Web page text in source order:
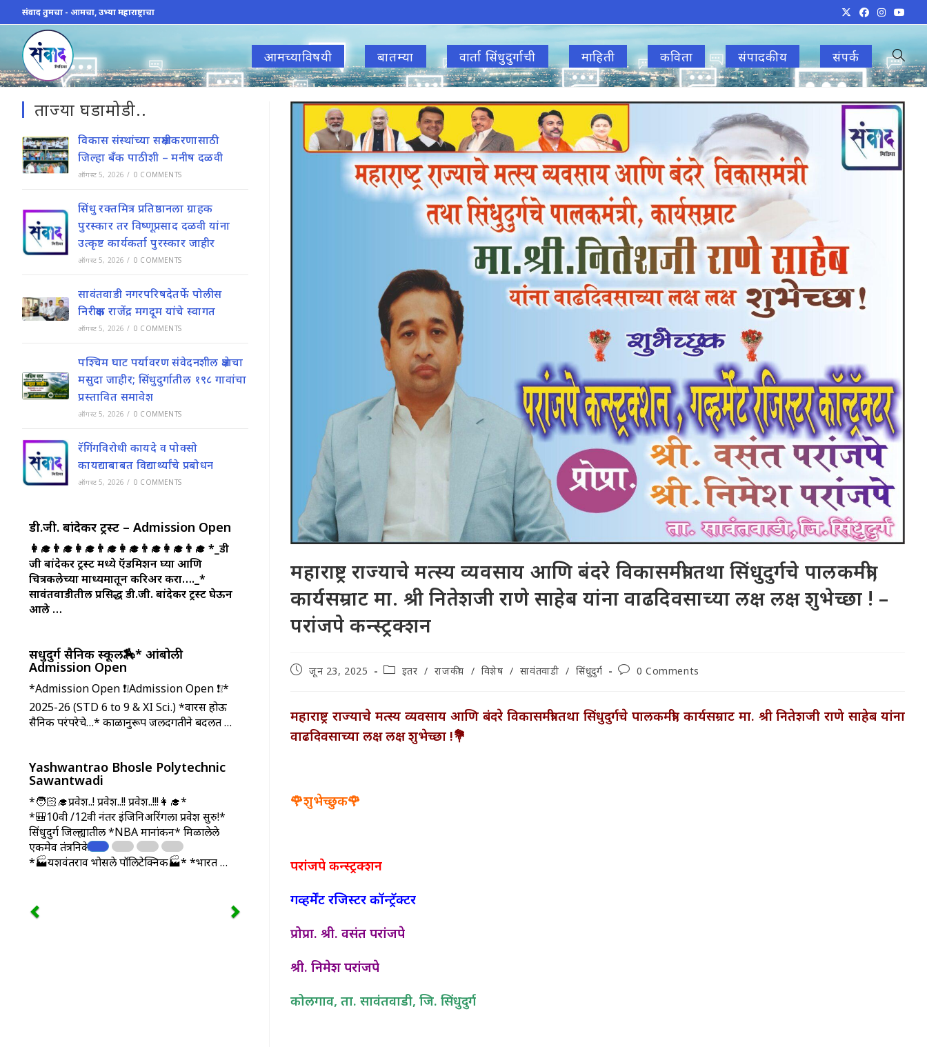
to
content
संवाद तुमचा - आमचा, उभ्या महाराष्ट्राचा
आमच्याविषयी बातम्या वार्ता सिंधुदुर्गाची माहिती कविता संपादकीय संपर्क Toggle
website
search
महाराष्ट्र राज्याचे मत्स्य व्यवसाय आणि बंदरे विकासमंत्री तथा सिंधुदुर्गचे पालकमंत्री,
कार्यसम्राट मा. श्री नितेशजी राणे साहेब यांना वाढदिवसाच्या लक्ष लक्ष शुभेच्छा ! –
परांजपे कन्स्ट्रक्शन
Postजून 23, 2025
Postइतर / राजकीय / विशेष / सावंतवाडी / सिंधुदुर्ग
Post0 Comments
महाराष्ट्र राज्याचे मत्स्य व्यवसाय आणि बंदरे विकासमंत्री तथा सिंधुदुर्गचे पालकमंत्री, कार्यसम्राट मा. श्री नितेशजी राणे साहेब यांना
वाढदिवसाच्या लक्ष लक्ष शुभेच्छा !💐
🌹शुभेच्छुक🌹
परांजपे कन्स्ट्रक्शन
गव्हर्मेंट रजिस्टर कॉन्ट्रॅक्टर
प्रोप्रा. श्री. वसंत परांजपे
श्री. निमेश परांजपे
कोलगाव, ता. सावंतवाडी, जि. सिंधुदुर्ग
ताज्या घडामोडी..
विकास संस्थांच्या सक्षमीकरणासाठी
जिल्हा बॅंक पाठीशी – मनीष दळवी
ऑगस्ट 5, 2026 / 0 COMMENTS
सिंधु रक्तमित्र प्रतिष्ठानला ग्राहक
पुरस्कार तर विष्णूप्रसाद दळवी यांना
उत्कृष्ट कार्यकर्ता पुरस्कार जाहीर
ऑगस्ट 5, 2026 / 0 COMMENTS
सावंतवाडी नगरपरिषदेतर्फे पोलीस
निरीक्षक राजेंद्र मगदूम यांचे स्वागत
ऑगस्ट 5, 2026 / 0 COMMENTS
पश्चिम घाट पर्यावरण संवेदनशील क्षेत्राचा
मसुदा जाहीर; सिंधुदुर्गातील १९८ गावांचा
प्रस्तावित समावेश
ऑगस्ट 5, 2026 / 0 COMMENTS
रॅगिंगविरोधी कायदे व पोक्सो
कायद्याबाबत विद्यार्थ्यांचे प्रबोधन
ऑगस्ट 5, 2026 / 0 COMMENTS
डी.जी. बांदेकर ट्रस्ट – Admission Open
👩‍🎓👨‍🎓👩‍🎓👨‍🎓👩‍🎓👨‍🎓👩‍🎓👨‍🎓 *_डी
जी बांदेकर ट्रस्ट मध्ये ऍडमिशन घ्या आणि
चित्रकलेच्या माध्यमातून करिअर करा…._*
सावंतवाडीतील प्रसिद्ध डी.जी. बांदेकर ट्रस्ट घेऊन
आले …
सिंधुदुर्ग सैनिक स्कूल🏇* आंबोली
Admission Open
*Admission Open ❗❕Admission Open ❗❕*
2025-26 (STD 6 to 9 & XI Sci.) *वारस होऊ
सैनिकी परंपरेचे…* काळानुरूप जलदगतीने बदलत …
Yashwantrao Bhosle Polytechnic
Sawantwadi
*🧑🏻‍🎓प्रवेश..! प्रवेश..!! प्रवेश..!!!👩‍🎓*
*🎒10वी /12वी नंतर इंजिनिअरिंगला प्रवेश सुरु!*
सिंधुदुर्ग जिल्ह्यातील *NBA मानांकन* मिळालेले
एकमेव तंत्रनिकेतन
*🏭यशवंतराव भोसले पॉलिटेक्निक🏭* *भारत …